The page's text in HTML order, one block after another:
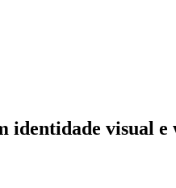
identidade visual